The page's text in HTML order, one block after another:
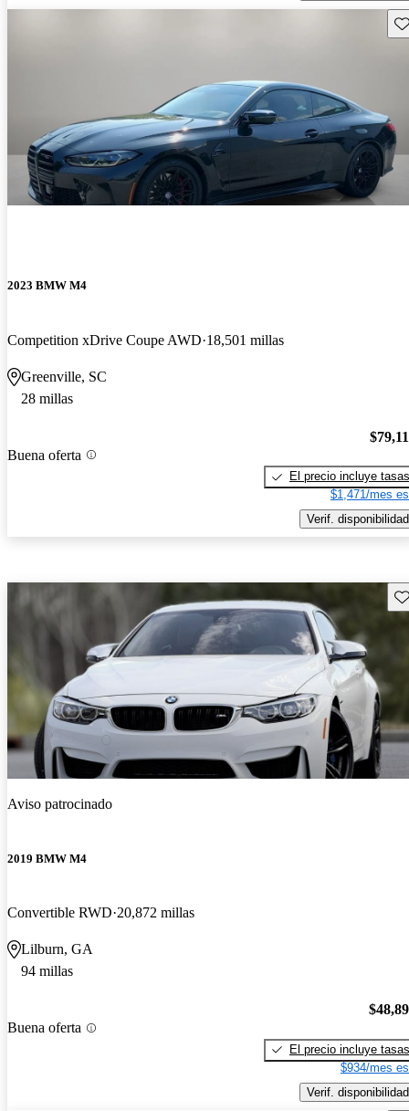
2023 BMW M4
Competition xDrive Coupe AWD 18,501 millas
Greenville, SC
28 millas
Buena oferta
El precio incluye tasas
$1,471/mes
Verif. disponibilidad
Aviso patrocinado
2019 BMW M4
Convertible RWD 20,872 millas
Lilburn, GA
94 millas
Buena oferta
El precio incluye tasas
$934/mes
Verif. disponibilidad